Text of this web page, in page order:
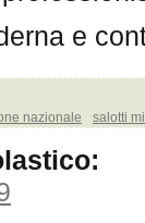
e
nazionale salotti